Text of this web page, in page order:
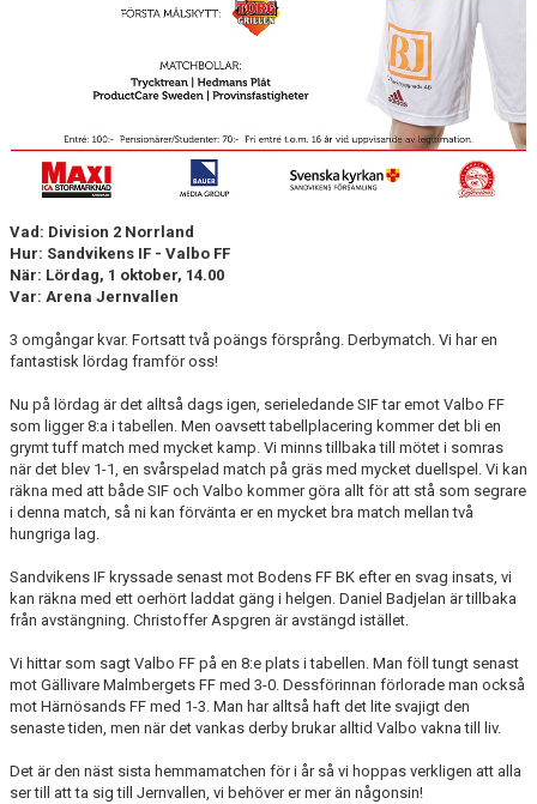
Vad: Division 2 Norrland
Hur: Sandvikens IF - Valbo FF
När: Lördag, 1 oktober, 14.00
Var: Arena Jernvallen
3 omgångar kvar. Fortsatt två poängs försprång. Derbymatch. Vi har en
fantastisk lördag framför oss!
Nu på lördag är det alltså dags igen, serieledande SIF tar emot Valbo FF
som ligger 8:a i tabellen. Men oavsett tabellplacering kommer det bli en
grymt tuff match med mycket kamp. Vi minns tillbaka till mötet i somras
när det blev 1-1, en svårspelad match på gräs med mycket duellspel. Vi kan
räkna med att både SIF och Valbo kommer göra allt för att stå som segrare
i denna match, så ni kan förvänta er en mycket bra match mellan två
hungriga lag.
Sandvikens IF kryssade senast mot Bodens FF BK efter en svag insats, vi
kan räkna med ett oerhört laddat gäng i helgen. Daniel Badjelan är tillbaka
från avstängning. Christoffer Aspgren är avstängd istället.
Vi hittar som sagt Valbo FF på en 8:e plats i tabellen. Man föll tungt senast
mot Gällivare Malmbergets FF med 3-0. Dessförinnan förlorade man också
mot Härnösands FF med 1-3. Man har alltså haft det lite svajigt den
senaste tiden, men när det vankas derby brukar alltid Valbo vakna till liv.
Det är den näst sista hemmamatchen för i år så vi hoppas verkligen att alla
ser till att ta sig till Jernvallen, vi behöver er mer än någonsin!